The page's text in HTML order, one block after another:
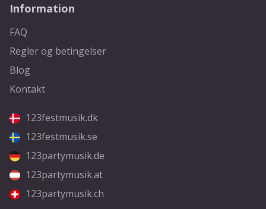
Information
FAQ
Regler og betingelser
Blog
Kontakt
123festmusik.dk
123festmusik.se
123partymusik.de
123partymusik.at
123partymusik.ch